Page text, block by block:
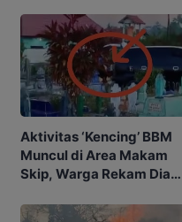
Terganggu
Aktivitas ‘Kencing’ BBM
Muncul di Area Makam
Skip, Warga Rekam Diam-